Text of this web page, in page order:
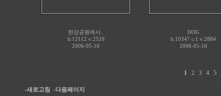
한강공원에서..
h:12112 v:2520
2006-05-16
DOG
h:10347 c:1 v:2884
2006-05-16
1 2 3 4 5
-새로고침 -다음페이지